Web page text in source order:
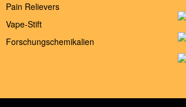
Pain Relievers
Vape-Stift
Forschungschemikalien